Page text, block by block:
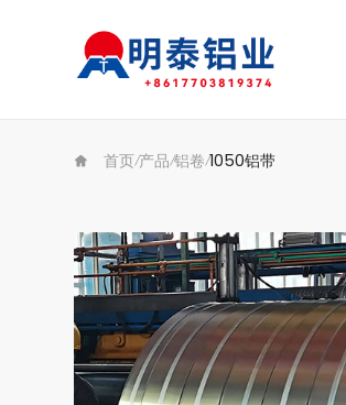
首页/产品/铝卷/1050铝带